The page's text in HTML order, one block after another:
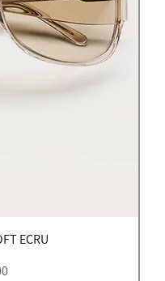
ECRU
‏859.00 ‏₪